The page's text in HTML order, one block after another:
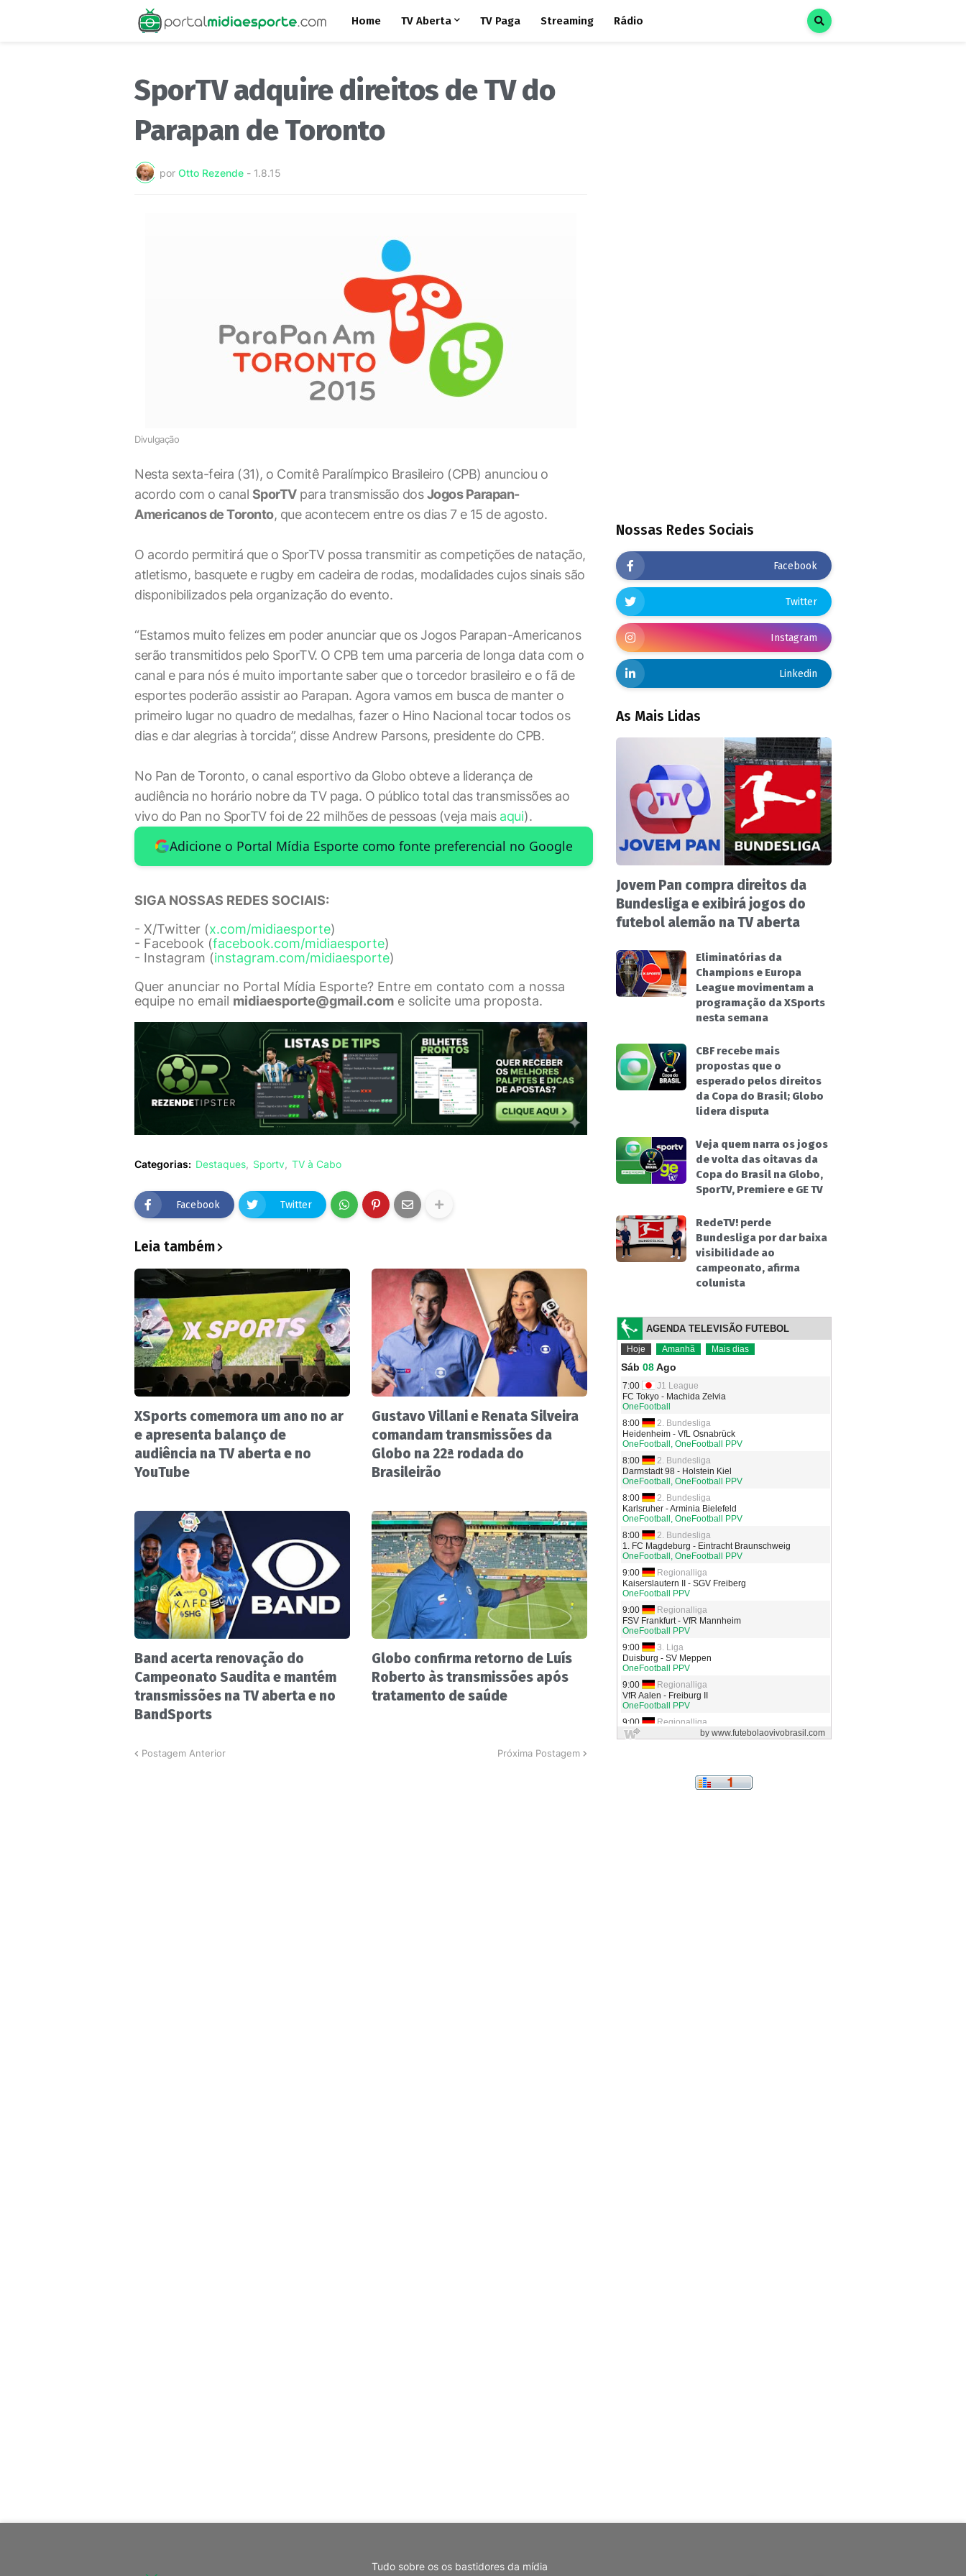
Home TV Aberta TV Paga Streaming Rádio
SporTV adquire direitos de TV do
Parapan de Toronto
por Otto Rezende - 1.8.15
Divulgação
Nesta sexta-feira (31), o Comitê Paralímpico Brasileiro (CPB) anunciou o
acordo com o canal SporTVpara transmissão dosJogos Parapan-
Americanos de Toronto, que acontecem entre os dias 7 e 15 de agosto.
O acordo permitirá que o SporTV possa transmitir as competições de natação,
atletismo, basquete e rugby em cadeira de rodas, modalidades cujos sinais são
disponibilizados pela organização do evento.
“Estamos muito felizes em poder anunciar que os Jogos Parapan-Americanos
serão transmitidos pelo SporTV. O CPB tem uma parceria de longa data com o
canal e para nós é muito importante saber que o torcedor brasileiro e o fã de
esportes poderão assistir ao Parapan. Agora vamos em busca de manter o
primeiro lugar no quadro de medalhas, fazer o Hino Nacional tocar todos os
dias e dar alegrias à torcida”, disse Andrew Parsons, presidente do CPB.
No Pan de Toronto, o canal esportivo da Globo obteve a liderança de
audiência no horário nobre da TV paga. O público total das transmissões ao
vivo do Pan no SporTV foi de 22 milhões de pessoas (veja mais aqui).
Adicione o Portal Mídia Esporte como fonte preferencial no Google
SIGA NOSSAS REDES SOCIAIS:
- X/Twitter (x.com/midiaesporte)
- Facebook (facebook.com/midiaesporte)
- Instagram (instagram.com/midiaesporte)
Quer anunciar no Portal Mídia Esporte? Entre em contato com a nossa
equipe no email midiaesporte@gmail.com e solicite uma proposta.
Categorias: Destaques Sportv TV à Cabo
Facebook Twitter
Leia também
XSports comemora um ano no ar
e apresenta balanço de
audiência na TV aberta e no
YouTube
Gustavo Villani e Renata Silveira
comandam transmissões da
Globo na 22ª rodada do
Brasileirão
Band acerta renovação do
Campeonato Saudita e mantém
transmissões na TV aberta e no
BandSports
Globo confirma retorno de Luís
Roberto às transmissões após
tratamento de saúde
Postagem Anterior Próxima Postagem
Nossas Redes Sociais
Facebook
Twitter
Instagram
Linkedin
As Mais Lidas
Jovem Pan compra direitos da
Bundesliga e exibirá jogos do
futebol alemão na TV aberta
Eliminatórias da
Champions e Europa
League movimentam a
programação da XSports
nesta semana
CBF recebe mais
propostas que o
esperado pelos direitos
da Copa do Brasil; Globo
lidera disputa
Veja quem narra os jogos
de volta das oitavas da
Copa do Brasil na Globo,
SporTV, Premiere e GE TV
RedeTV! perde
Bundesliga por dar baixa
visibilidade ao
campeonato, afirma
colunista
Tudo sobre os os bastidores da mídia